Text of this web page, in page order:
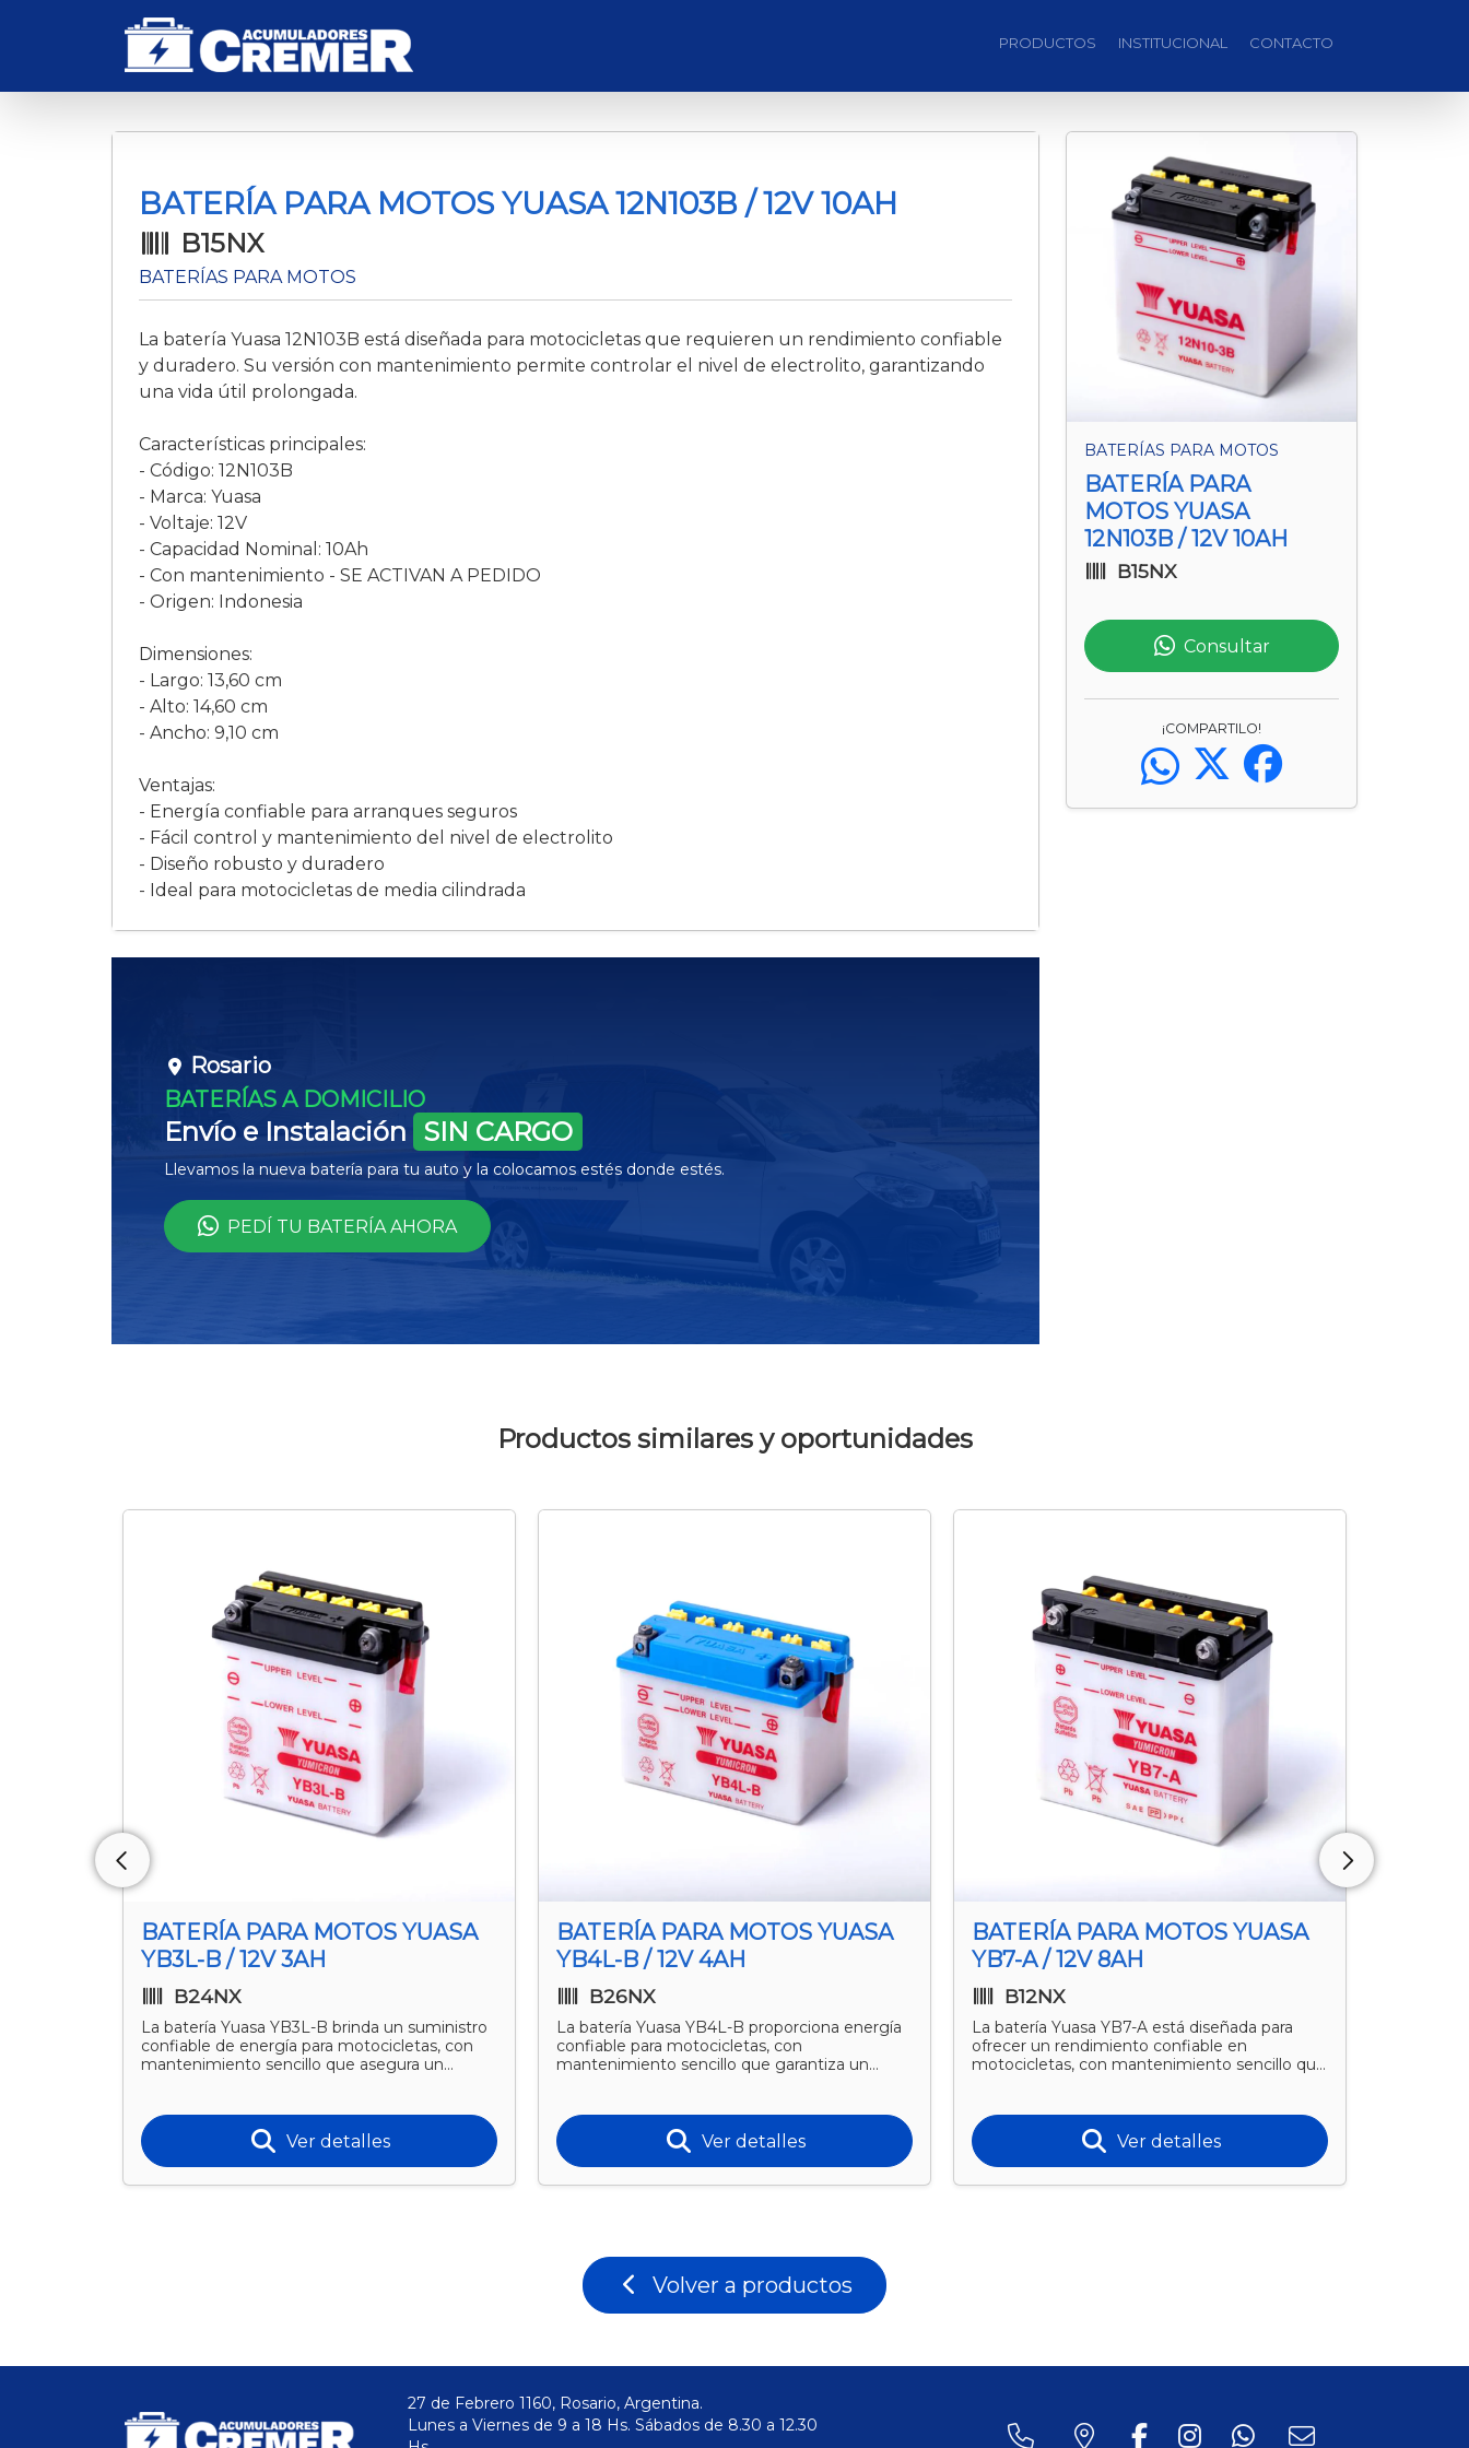
PRODUCTOS INSTITUCIONAL CONTACTO
BATERÍA PARA MOTOS YUASA 12N103B / 12V 10AH
B15NX
BATERÍAS PARA MOTOS
La batería Yuasa 12N103B está diseñada para motocicletas que requieren un rendimiento confiable
y duradero. Su versión con mantenimiento permite controlar el nivel de electrolito, garantizando
una vida útil prolongada.
Características principales:
- Código: 12N103B
- Marca: Yuasa
- Voltaje: 12V
- Capacidad Nominal: 10Ah
- Con mantenimiento - SE ACTIVAN A PEDIDO
- Origen: Indonesia
Dimensiones:
- Largo: 13,60 cm
- Alto: 14,60 cm
- Ancho: 9,10 cm
Ventajas:
- Energía confiable para arranques seguros
- Fácil control y mantenimiento del nivel de electrolito
- Diseño robusto y duradero
- Ideal para motocicletas de media cilindrada
Rosario
BATERÍAS A DOMICILIO
Envío e Instalación SIN CARGO
Llevamos la nueva batería para tu auto y la colocamos estés donde estés.
PEDÍ TU BATERÍA AHORA
BATERÍAS PARA MOTOS
BATERÍA PARA
MOTOS YUASA
12N103B / 12V 10AH
B15NX
Consultar
¡COMPARTILO!
Productos similares y oportunidades
BATERÍA PARA MOTOS YUASA
YB3L-B / 12V 3AH
B24NX
La batería Yuasa YB3L-B brinda un suministro
confiable de energía para motocicletas, con
mantenimiento sencillo que asegura un
Ver detalles
BATERÍA PARA MOTOS YUASA
YB4L-B / 12V 4AH
B26NX
La batería Yuasa YB4L-B proporciona energía
confiable para motocicletas, con
mantenimiento sencillo que garantiza un
Ver detalles
BATERÍA PARA MOTOS YUASA
YB7-A / 12V 8AH
B12NX
La batería Yuasa YB7-A está diseñada para
ofrecer un rendimiento confiable en
motocicletas, con mantenimiento sencillo que
Ver detalles
Volver a productos
27 de Febrero 1160, Rosario, Argentina.
Lunes a Viernes de 9 a 18 Hs. Sábados de 8.30 a 12.30